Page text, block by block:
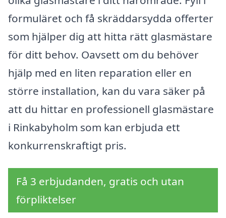
formuläret och få skräddarsydda offerter
som hjälper dig att hitta rätt glasmästare
för ditt behov. Oavsett om du behöver
hjälp med en liten reparation eller en
större installation, kan du vara säker på
att du hittar en professionell glasmästare
i Rinkabyholm som kan erbjuda ett
konkurrenskraftigt pris.
Få 3 erbjudanden, gratis och utan
förpliktelser